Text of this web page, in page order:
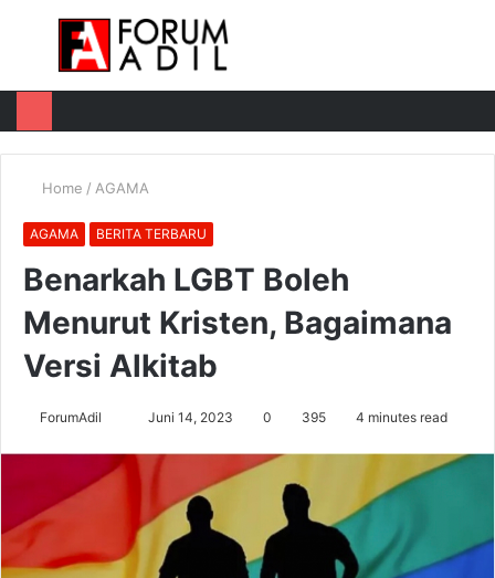
Menu
Home / AGAMA
AGAMA BERITA TERBARU
Benarkah LGBT Boleh
Menurut Kristen, Bagaimana
Versi Alkitab
ForumAdil
email
Juni 14, 2023 0 395 4 minutes read